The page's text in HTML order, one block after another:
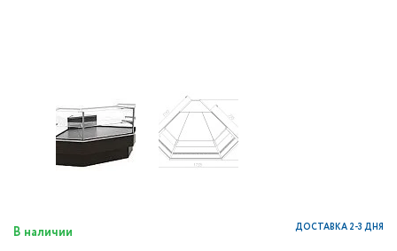
В наличии ДОСТАВКА 2-3 ДНЯ